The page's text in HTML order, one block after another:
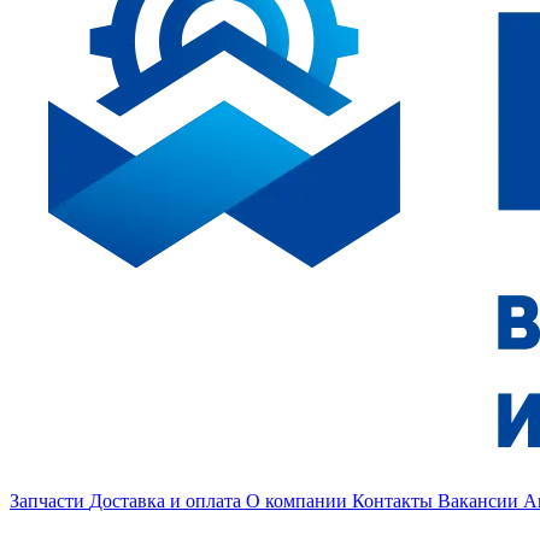
Запчасти Доставка и оплата О компании Контакты Вакансии